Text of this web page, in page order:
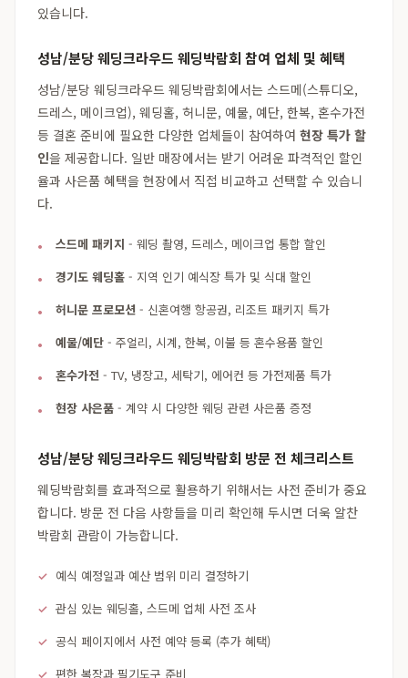
있습니다.
성남/분당 웨딩크라우드 웨딩박람회 참여 업체 및 혜택
성남/분당 웨딩크라우드 웨딩박람회에서는 스드메(스튜디오,
드레스, 메이크업), 웨딩홀, 허니문, 예물, 예단, 한복, 혼수가전
등 결혼 준비에 필요한 다양한 업체들이 참여하여 현장 특가 할
인을 제공합니다. 일반 매장에서는 받기 어려운 파격적인 할인
율과 사은품 혜택을 현장에서 직접 비교하고 선택할 수 있습니
다.
스드메 패키지 - 웨딩 촬영, 드레스, 메이크업 통합 할인
경기도 웨딩홀 - 지역 인기 예식장 특가 및 식대 할인
허니문 프로모션 - 신혼여행 항공권, 리조트 패키지 특가
예물/예단 - 주얼리, 시계, 한복, 이불 등 혼수용품 할인
혼수가전 - TV, 냉장고, 세탁기, 에어컨 등 가전제품 특가
현장 사은품 - 계약 시 다양한 웨딩 관련 사은품 증정
성남/분당 웨딩크라우드 웨딩박람회 방문 전 체크리스트
웨딩박람회를 효과적으로 활용하기 위해서는 사전 준비가 중요
합니다. 방문 전 다음 사항들을 미리 확인해 두시면 더욱 알찬
박람회 관람이 가능합니다.
예식 예정일과 예산 범위 미리 결정하기
관심 있는 웨딩홀, 스드메 업체 사전 조사
공식 페이지에서 사전 예약 등록 (추가 혜택)
편한 복장과 필기도구 준비